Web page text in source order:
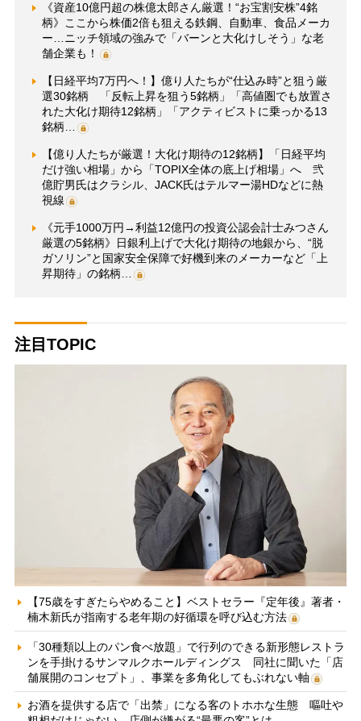
《資産10億円超の株億太郎さん厳選！“お宝割安株”4銘
柄》ここから株価2倍も狙える鉄鋼、自動車、食品メーカ
ー…ニッチ領域の強みで「バーンと大化けしそう」な老
舗企業も！
【日経平均7万円へ！】億り人たちが“仕込み時”と狙う厳
選30銘柄 「反転上昇を狙う5銘柄」「高値圏でも放置さ
れた大化け期待12銘柄」「アクティビストに乗っかる13
銘柄…
【億り人たちが厳選！大化け期待の12銘柄】「日経平均
だけ強い相場」から「TOPIX全体の底上げ相場」へ 弐
億貯男氏はクラシル、JACK氏はテルマー湯HDなどに熱
視線
《元手1000万円→利益12億円の投資公認会計士みつさん
厳選の5銘柄》日銀利上げで大化け期待の地銀から、“脱
ガソリン”と国家安全保障で好機到来のメーカーなど「上
昇期待」の銘柄…
注目TOPIC
【75歳をすぎたらやめること】ベストセラー『定年後』著者・
楠木新氏が指南する老年期の好循環を呼び込む方法
「30種類以上のパン食べ放題」で行列のできる新形態レストラ
ンを手掛けるサンマルクホールディングス 同社に聞いた「店
舗展開のコンセプト」、事業を多角化してもぶれない軸
お酒を提供する店で「出禁」になる客のトホホな生態 嘔吐や